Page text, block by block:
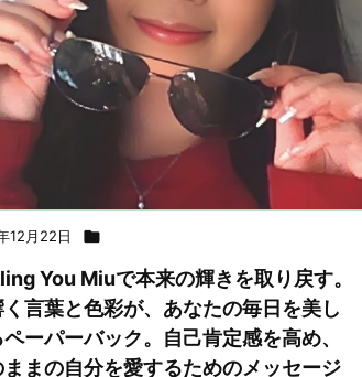
12月22日 
You Miuで本来の輝きを取り戻す。
言葉と色彩が、あなたの毎日を美し
ペーパーバック。自己肯定感を高め、
ままの自分を愛するためのメッセージ